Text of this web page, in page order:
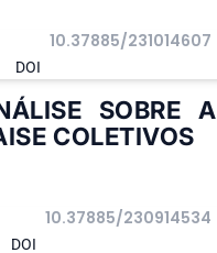
DOI
10.37885/231014607
SOBRE A
COLETIVOS
DOI
10.37885/230914534